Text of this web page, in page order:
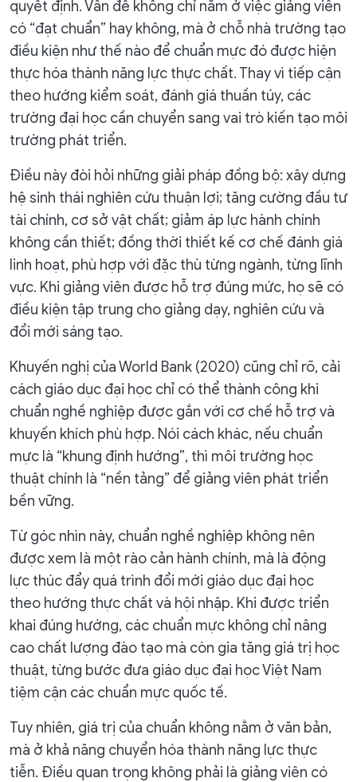
quyết định. Vấn đề không chỉ nằm ở việc giảng viên
có “đạt chuẩn” hay không, mà ở chỗ nhà trường tạo
điều kiện như thế nào để chuẩn mực đó được hiện
thực hóa thành năng lực thực chất. Thay vì tiếp cận
theo hướng kiểm soát, đánh giá thuần túy, các
trường đại học cần chuyển sang vai trò kiến tạo môi
trường phát triển.
Điều này đòi hỏi những giải pháp đồng bộ: xây dựng
hệ sinh thái nghiên cứu thuận lợi; tăng cường đầu tư
tài chính, cơ sở vật chất; giảm áp lực hành chính
không cần thiết; đồng thời thiết kế cơ chế đánh giá
linh hoạt, phù hợp với đặc thù từng ngành, từng lĩnh
vực. Khi giảng viên được hỗ trợ đúng mức, họ sẽ có
điều kiện tập trung cho giảng dạy, nghiên cứu và
đổi mới sáng tạo.
Khuyến nghị của World Bank (2020) cũng chỉ rõ, cải
cách giáo dục đại học chỉ có thể thành công khi
chuẩn nghề nghiệp được gắn với cơ chế hỗ trợ và
khuyến khích phù hợp. Nói cách khác, nếu chuẩn
mực là “khung định hướng”, thì môi trường học
thuật chính là “nền tảng” để giảng viên phát triển
bền vững.
Từ góc nhìn này, chuẩn nghề nghiệp không nên
được xem là một rào cản hành chính, mà là động
lực thúc đẩy quá trình đổi mới giáo dục đại học
theo hướng thực chất và hội nhập. Khi được triển
khai đúng hướng, các chuẩn mực không chỉ nâng
cao chất lượng đào tạo mà còn gia tăng giá trị học
thuật, từng bước đưa giáo dục đại học Việt Nam
tiệm cận các chuẩn mực quốc tế.
Tuy nhiên, giá trị của chuẩn không nằm ở văn bản,
mà ở khả năng chuyển hóa thành năng lực thực
tiễn. Điều quan trọng không phải là giảng viên có